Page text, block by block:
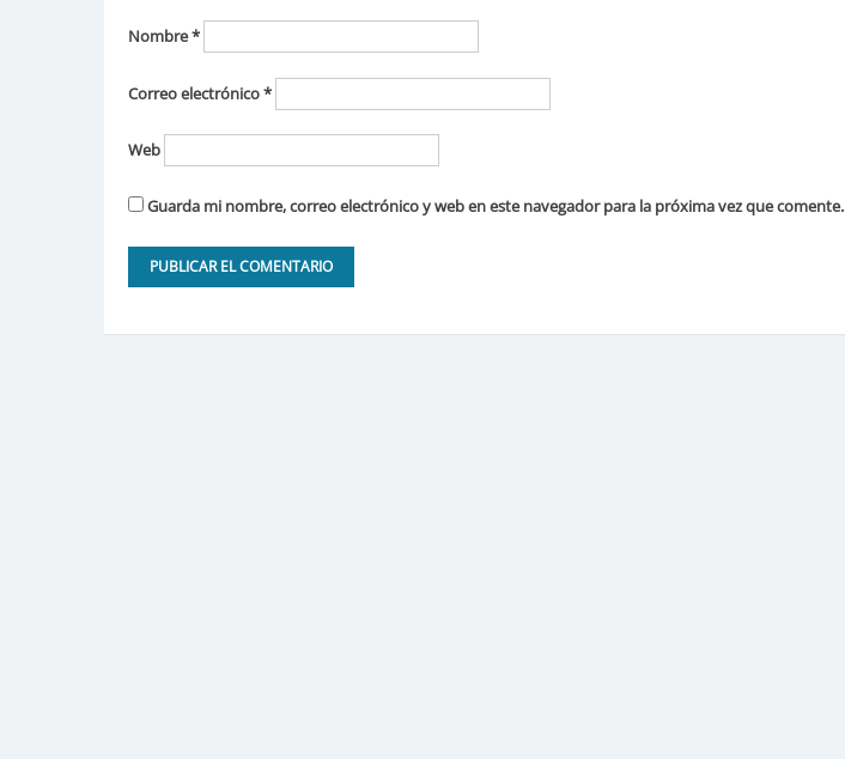
Nombre*
Correo electrónico*
Web
Guarda mi nombre, correo electrónico y web en este navegador para la próxima vez que comente.